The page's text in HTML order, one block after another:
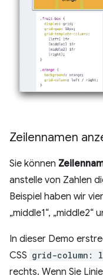
Zeilennamen
Sie können
anstelle von Zahlen
Beispiel haben wir
„middle1“, „middle2“
In dieser Demo
CSS grid-
rechts. Wenn Sie